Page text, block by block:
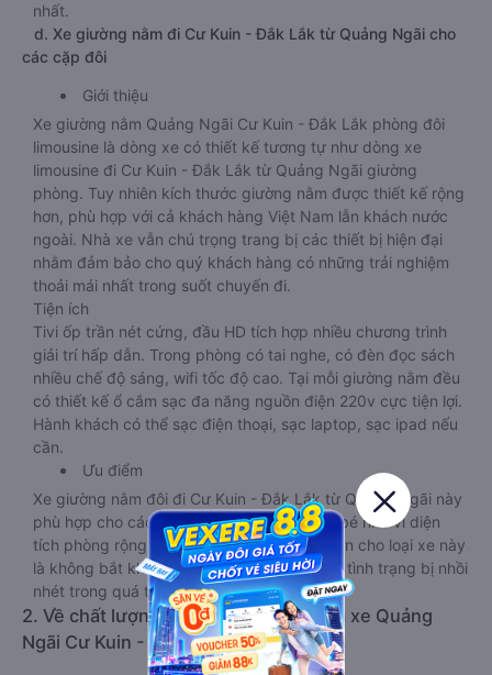
nhất.
d. Xe giường nằm đi Cư Kuin - Đắk Lắk từ Quảng Ngãi cho
các cặp đôi
Giới thiệu
Xe giường nằm Quảng Ngãi Cư Kuin - Đắk Lắk phòng đôi
limousine là dòng xe có thiết kế tương tự như dòng xe
limousine đi Cư Kuin - Đắk Lắk từ Quảng Ngãi giường
phòng. Tuy nhiên kích thước giường nằm được thiết kế rộng
hơn, phù hợp với cả khách hàng Việt Nam lẫn khách nước
ngoài. Nhà xe vẫn chú trọng trang bị các thiết bị hiện đại
nhằm đảm bảo cho quý khách hàng có những trải nghiệm
thoải mái nhất trong suốt chuyến đi.
Tiện ích
Tivi ốp trần nét cứng, đầu HD tích hợp nhiều chương trình
giải trí hấp dẫn. Trong phòng có tai nghe, có đèn đọc sách
nhiều chế độ sáng, wifi tốc độ cao. Tại mỗi giường nằm đều
có thiết kế ổ cắm sạc đa năng nguồn điện 220v cực tiện lợi.
Hành khách có thể sạc điện thoại, sạc laptop, sạc ipad nếu
cần.
Ưu điểm
Xe giường nằm đôi đi Cư Kuin - Đắk Lắk từ Quảng Ngãi này
phù hợp cho các cặp đôi hoặc gia đình có bé nhỏ vì diện
tích phòng rộng, riêng tư. Một điểm cộng lớn cho loại xe này
là không bắt khách dọc đường, tránh được tình trạng bị nhồi
nhét trong quá trình di chuyển.
2. Về chất lượng, review, đánh giá nhà xe Quảng
Ngãi Cư Kuin - Đắk Lắk giường nằm